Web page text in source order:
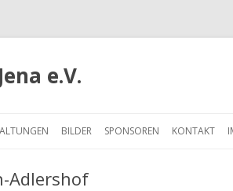
e.V.
zum
BILDER SPONSOREN KONTAKT
Adlershof